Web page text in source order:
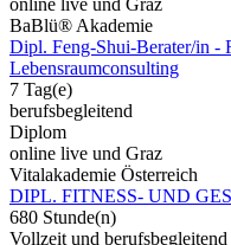
online live und Graz
BaBlü® Akademie
Dipl. Feng-Shui-Berater/in -
Lebensraumconsulting
7 Tag(e)
berufsbegleitend
Diplom
online live und Graz
Vitalakademie Österreich
DIPL. FITNESS- UND
680 Stunde(n)
Vollzeit und berufsbegleitend